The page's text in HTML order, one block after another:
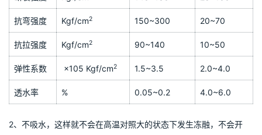
抗弯强度 Kgf/cm2 150~300 20~70
抗拉强度 Kgf/cm2 90~140 10~50
弹性系数 ×105 Kgf/cm2 1.5~3.5 2.0~4.0
透水率 % 0.05~0.2 4.0~6.0
2、不吸水，这样就不会在高温对照大的状态下发生冻融，不会开